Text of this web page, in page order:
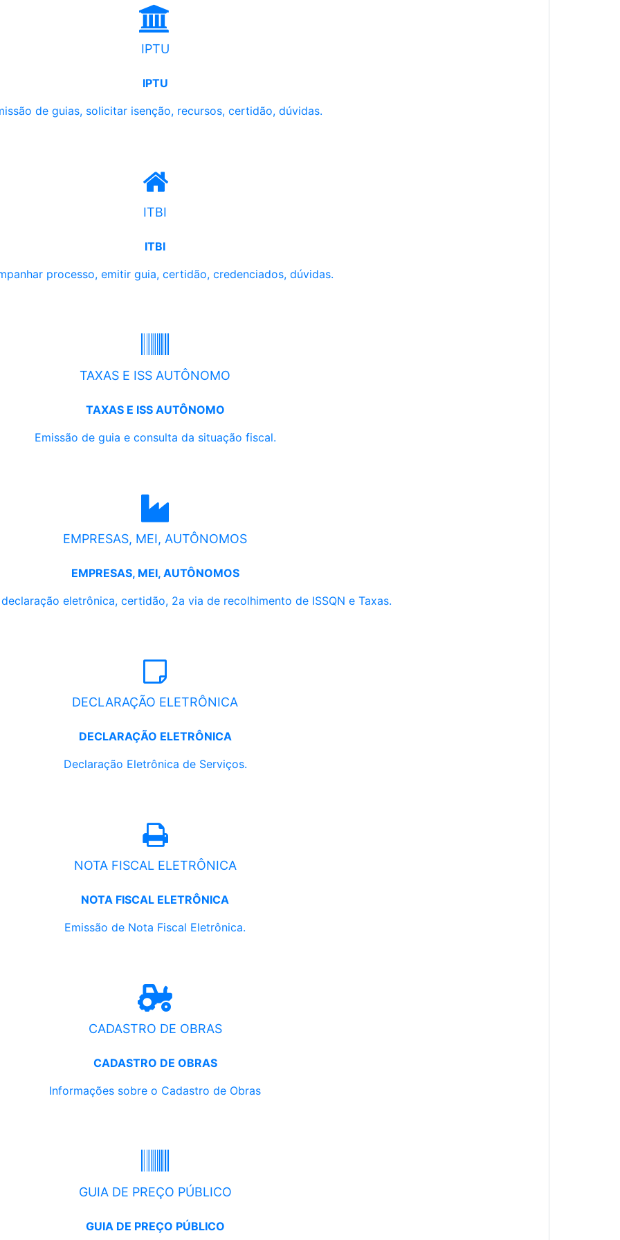
IPTU
IPTU
de guias, solicitar isenção, recursos, certidão, dúvidas.
ITBI
ITBI
processo, emitir guia, certidão, credenciados, dúvidas.
TAXAS E ISS AUTÔNOMO
TAXAS E ISS AUTÔNOMO
Emissão de guia e consulta da situação fiscal.
EMPRESAS, MEI, AUTÔNOMOS
EMPRESAS, MEI, AUTÔNOMOS
eletrônica, certidão, 2a via de recolhimento de ISSQN e Taxas.
DECLARAÇÃO ELETRÔNICA
DECLARAÇÃO ELETRÔNICA
Declaração Eletrônica de Serviços.
NOTA FISCAL ELETRÔNICA
NOTA FISCAL ELETRÔNICA
Emissão de Nota Fiscal Eletrônica.
CADASTRO DE OBRAS
CADASTRO DE OBRAS
Informações sobre o Cadastro de Obras
GUIA DE PREÇO PÚBLICO
GUIA DE PREÇO PÚBLICO